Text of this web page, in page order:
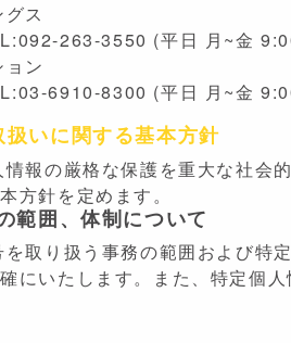
ス
263-3550 (平日 月~金
ン
6910-8300 (平日 月~金
いに関する基本方針
報の厳格な保護を重大な社会
方針を定めます。
範囲、体制について
取り扱う事務の範囲および特
にいたします。また、特定個